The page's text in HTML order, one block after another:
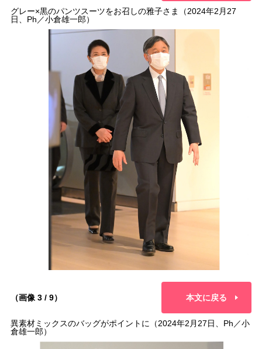
グレー×黒のパンツスーツをお召しの雅子さま（2024年2月27
日、Ph／小倉雄一郎）
（画像 3 / 9） 本文に戻る
異素材ミックスのバッグがポイントに（2024年2月27日、Ph／小
倉雄一郎）